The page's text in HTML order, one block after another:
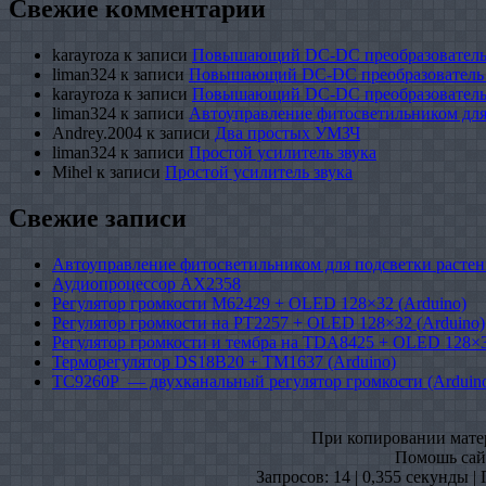
Свежие комментарии
karayroza к записи Повышающий DC-DC
liman324 к записи Повышающий DC-DC
karayroza к записи Повышающий DC-DC
liman324 к записи Автоуправление фитосветильником
Andrey.2004 к записи Два простых УМЗЧ
liman324 к записи Простой усилитель звука
Mihel к записи Простой усилитель звука
Свежие записи
Автоуправление фитосветильником для подсветки
Аудиопроцессор AX2358
Регулятор громкости M62429 + OLED 128×32 (Arduino)
Регулятор громкости на PT2257 + OLED 128×32 (Arduino)
Регулятор громкости и тембра на TDA8425 + OLED
Терморегулятор DS18B20 + TM1637 (Arduino)
TC9260P — двухканальный регулятор громкости
При копировании
Помошь
Запросов: 14 | 0,355 секунды |